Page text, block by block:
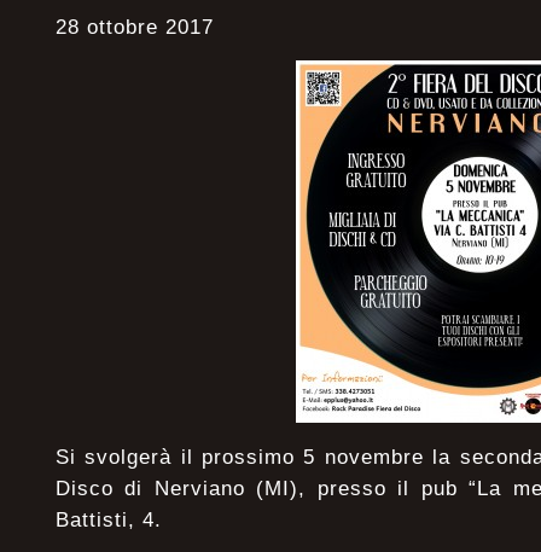
28 ottobre 2017
Si svolgerà il prossimo 5 novembre la
Disco di Nerviano (MI), presso il pub “La
Battisti, 4.